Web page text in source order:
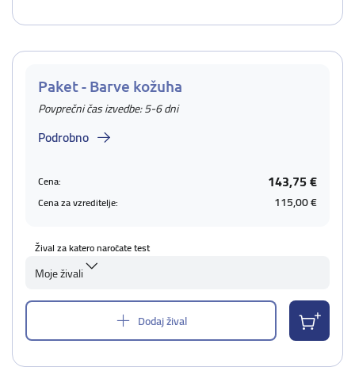
Paket - Barve kožuha
Povprečni čas izvedbe: 5-6 dni
Podrobno
Cena: 143,75 €
Cena za vzreditelje: 115,00 €
Žival za katero naročate test
Moje živali
Dodaj žival